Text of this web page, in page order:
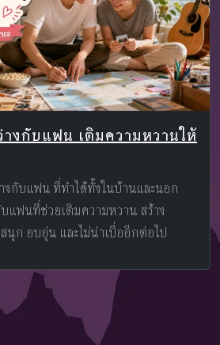
งกับแฟน เติมความหวานให้
งกับแฟน ที่ทำได้ทั้งในบ้านและนอก
แฟนที่ช่วยเติมความหวาน สร้าง
นุก อบอุ่น และไม่น่าเบื่ออีกต่อไป